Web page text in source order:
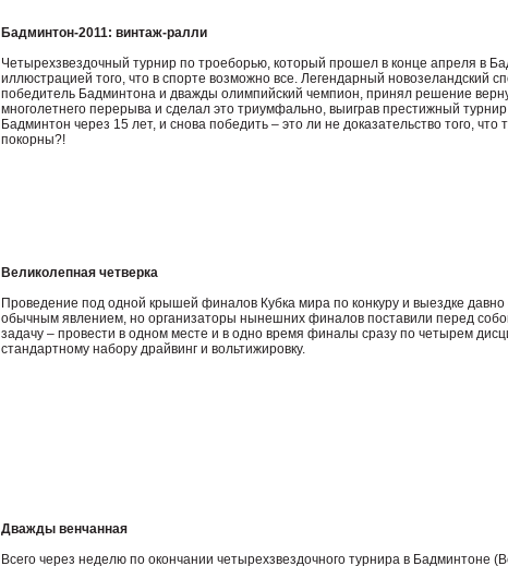
Бадминтон-2011: винтаж-ралли
Четырехзвездочный турнир по троеборью, который прошел в конце апреля в
иллюстрацией того, что в спорте возможно все. Легендарный новозеландский
победитель Бадминтона и дважды олимпийский чемпион, принял решение
многолетнего перерыва и сделал это триумфально, выиграв престижный
Бадминтон через 15 лет, и снова победить – это ли не доказательство того, что
покорны?!
Великолепная четверка
Проведение под одной крышей финалов Кубка мира по конкуру и выездке давно
обычным явлением, но организаторы нынешних финалов поставили перед
задачу – провести в одном месте и в одно время финалы сразу по четырем
стандартному набору драйвинг и вольтижировку.
Дважды венчанная
Всего через неделю по окончании четырехзвездочного турнира в Бадминтоне